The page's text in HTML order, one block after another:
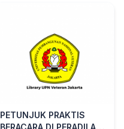
PETUNJUK PRAKTIS
BERACARA DI PERADILAN